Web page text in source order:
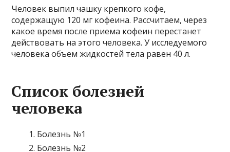
Человек выпил чашку крепкого кофе,
содержащую 120 мг кофеина. Рассчитаем, через
какое время после приема кофеин перестанет
действовать на этого человека. У исследуемого
человека объем жидкостей тела равен 40 л.
Список болезней
человека
Болезнь №1
Болезнь №2